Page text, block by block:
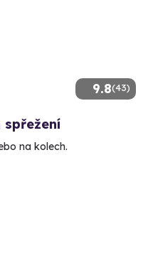
9.8(43)
spřežení
na kolech.